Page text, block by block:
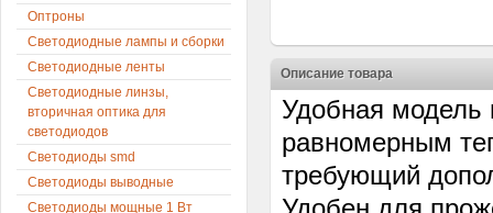
Описание товара
Удобная модель
равномерным
требующий
Оптроны
Светодиодные лампы и сборки
Светодиодные ленты
Светодиодные линзы,
вторичная оптика для
светодиодов
Светодиоды smd
Светодиоды выводные
Светодиоды мощные 1 Вт